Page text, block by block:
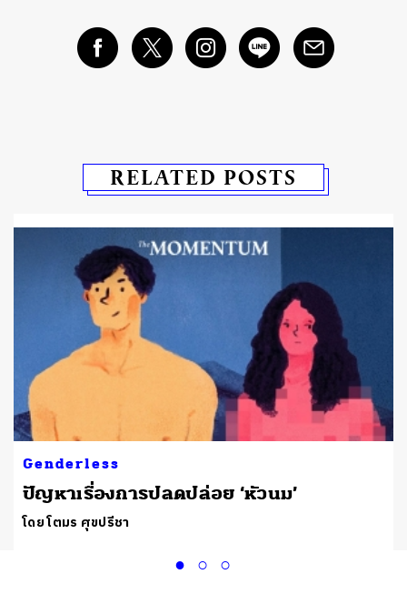
RELATED POSTS
Genderless
ปัญหาเรื่องการปลดปล่อย ‘หัวนม’
โดย โตมร ศุขปรีชา